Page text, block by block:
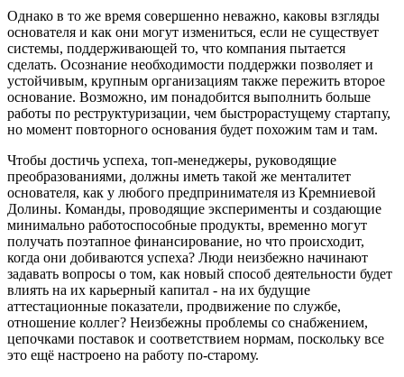
Однако в то же время совершенно неважно, каковы взгляды
основателя и как они могут измениться, если не существует
системы, поддерживающей то, что компания пытается
сделать. Осознание необходимости поддержки позволяет и
устойчивым, крупным организациям также пережить второе
основание. Возможно, им понадобится выполнить больше
работы по реструктуризации, чем быстрорастущему стартапу,
но момент повторного основания будет похожим там и там.
Чтобы достичь успеха, топ-менеджеры, руководящие
преобразованиями, должны иметь такой же менталитет
основателя, как у любого предпринимателя из Кремниевой
Долины. Команды, проводящие эксперименты и создающие
минимально работоспособные продукты, временно могут
получать поэтапное финансирование, но что происходит,
когда они добиваются успеха? Люди неизбежно начинают
задавать вопросы о том, как новый способ деятельности будет
влиять на их карьерный капитал - на их будущие
аттестационные показатели, продвижение по службе,
отношение коллег? Неизбежны проблемы со снабжением,
цепочками поставок и соответствием нормам, поскольку все
это ещё настроено на работу по-старому.